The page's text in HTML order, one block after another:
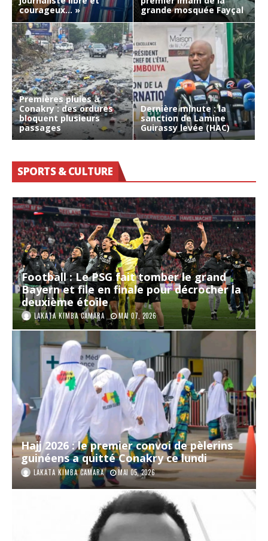
courageux… »
grande mosquée Fayçal
Premières pluies à
Conakry : des ordures
bloquent plusieurs
passages
Dernière minute : la
sanction de Lamine
Guirassy levée (HAC)
SPORTS & CULTURE
Football : Le PSG fait tomber le grand
Bayern et file en finale pour décrocher la
deuxième étoile
LAKATA KIMBA CAMARA MAI 07, 2026
Hajj 2026 : le premier convoi de pèlerins
guinéens a quitté Conakry ce lundi
LAKATA KIMBA CAMARA MAI 05, 2026